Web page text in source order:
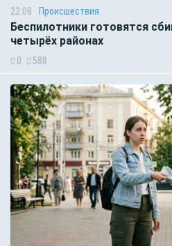
22:08 Происшествия
Беспилотники готовятся
четырёх районах
0 588